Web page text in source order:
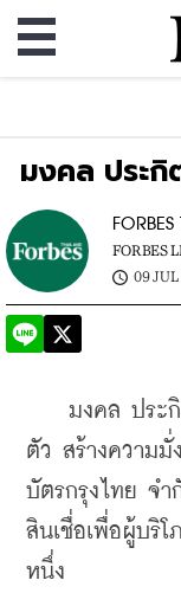
มงคล ประ
FORBES
09 JUL
มงคล ประกิต
ตัว สร้างความ
บัตรกรุงไทย จำ
สินเชื่อเพื่อผู้บริ
หนึ่ง